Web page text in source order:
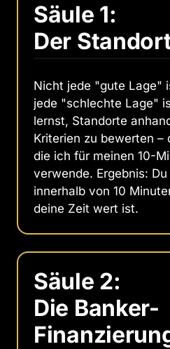
Säule 1:
Der
Nicht jede "gute Lage"
jede "schlechte Lage"
lernst, Standorte
Kriterien zu bewerten –
die ich für meinen 10-
verwende. Ergebnis:
innerhalb von 10
deine Zeit wert ist.
Säule 2:
Die Banker-